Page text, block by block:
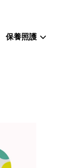
保養照護
車目前